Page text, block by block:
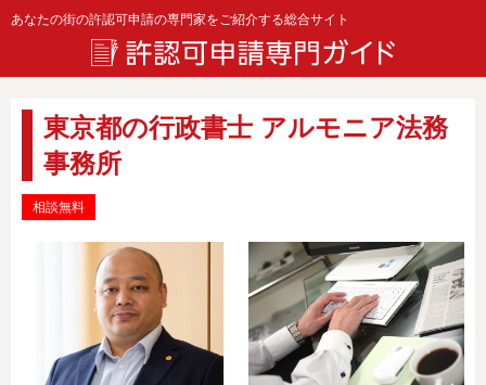
あなたの街の許認可申請の専門家をご紹介する総合サイト
東京都の行政書士 アルモニア法務
事務所
相談無料